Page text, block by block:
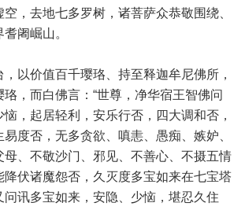
，去地七多罗树，诸菩萨众恭敬围绕、
阇崛山。
价值百千璎珞、持至释迦牟尼佛所，
，而白佛言：“世尊，净华宿王智佛问
，起居轻利，安乐行否，四大调和否，
度否，无多贪欲、嗔恚、愚痴、嫉妒、
母、不敬沙门、邪见、不善心、不摄五情
降伏诸魔怨否，久灭度多宝如来在七宝塔
问讯多宝如来，安隐、少恼，堪忍久住